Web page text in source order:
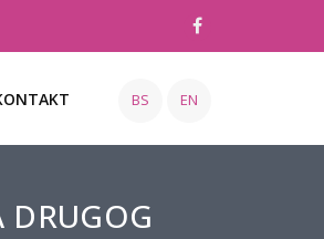
BS EN
DRUGOG